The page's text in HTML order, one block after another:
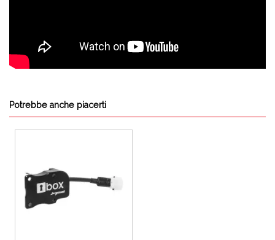
Potrebbe anche piacerti